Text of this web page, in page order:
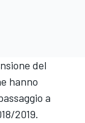
del
hanno
a
2019.